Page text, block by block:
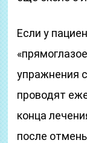
Если у
упражнения
проводят
конца
после